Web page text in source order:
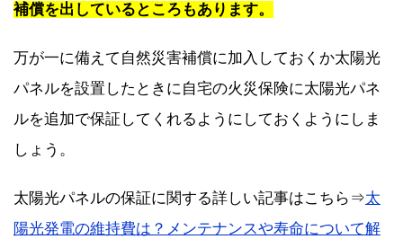
補償を出しているところもあります。
万が一に備えて自然災害補償に加入しておくか太陽光
パネルを設置したときに自宅の火災保険に太陽光パネ
ルを追加で保証してくれるようにしておくようにしま
しょう。
太陽光パネルの保証に関する詳しい記事はこちら⇒太
陽光発電の維持費は？メンテナンスや寿命について解